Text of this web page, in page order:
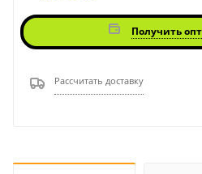
Получить
Рассчитать доставку